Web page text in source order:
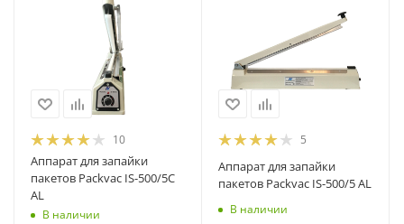
10
Аппарат для запайки
пакетов Packvac IS-500/5C
AL
В наличии
5
Аппарат для запайки
пакетов Packvac IS-500/5 AL
В наличии